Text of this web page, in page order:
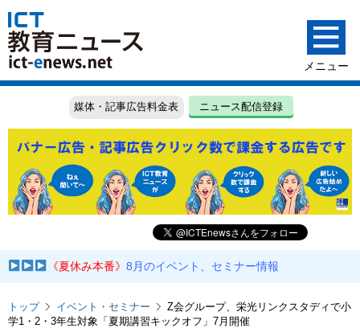
媒体・記事広告料金表 ニュース配信登録
《夏休み本番》8月のイベント、セミナー情報
トップ イベント・セミナー
Z会グループ、栄光リンクスタディで小
学1・2・3年生対象「夏期講習キックオフ」7月開催